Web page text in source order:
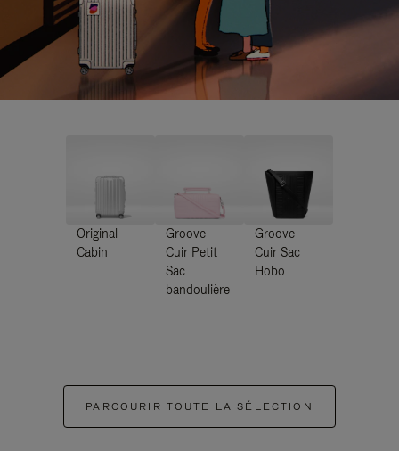
Original
Cabin
Groove -
Cuir Petit
Sac
bandoulière
Groove -
Cuir Sac
Hobo
PARCOURIR TOUTE LA SÉLECTION